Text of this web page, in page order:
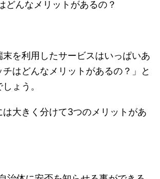
どんなメリットがあるの？
末を利用したサービスはいっぱいあ
はどんなメリットがあるの？」と
ょう。
は大きく分けて3つのメリットがあ